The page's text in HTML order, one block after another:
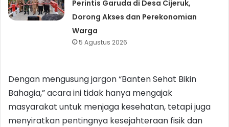
Perintis Garuda di Desa Cijeruk,
Dorong Akses dan Perekonomian
Warga
5 Agustus 2026
Dengan mengusung jargon “Banten Sehat Bikin
Bahagia,” acara ini tidak hanya mengajak
masyarakat untuk menjaga kesehatan, tetapi juga
menyiratkan pentingnya kesejahteraan fisik dan